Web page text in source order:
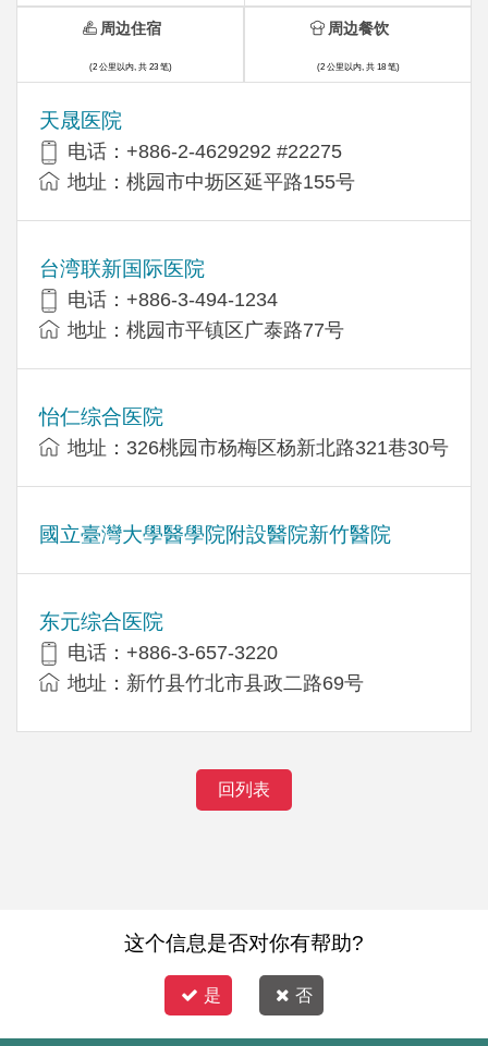
天晟医院
电话：+886-2-4629292 #22275
地址：桃园市中坜区延平路155号
台湾联新国际医院
电话：+886-3-494-1234
地址：桃园市平镇区广泰路77号
怡仁综合医院
地址：326桃园市杨梅区杨新北路321巷30号
國立臺灣大學醫學院附設醫院新竹醫院
东元综合医院
电话：+886-3-657-3220
地址：新竹县竹北市县政二路69号
周边住宿
(2 公里以内, 共 23 笔)
周边餐饮
(2 公里以内, 共 18 笔)
回列表
这个信息是否对你有帮助?
是 否